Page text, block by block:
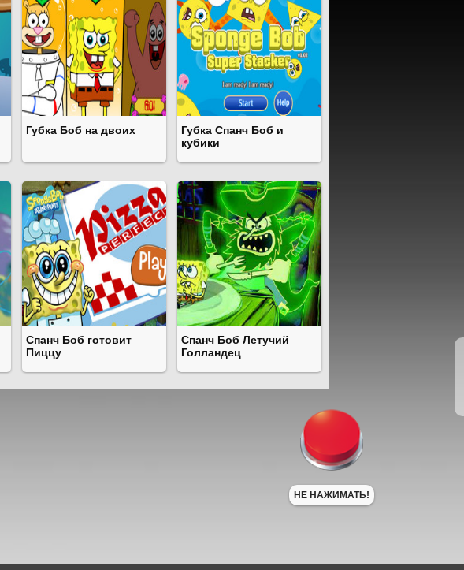
Губка Боб на двоих
Губка Спанч Боб и
кубики
Спанч Боб готовит
Пиццу
Спанч Боб Летучий
Голландец
НЕ НАЖИМАТЬ!